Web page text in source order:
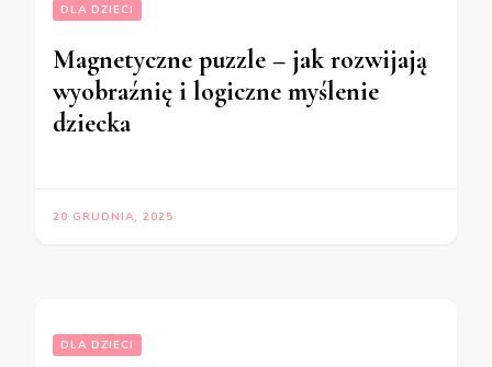
DLA DZIECI
Magnetyczne puzzle – jak rozwijają
wyobraźnię i logiczne myślenie
dziecka
20 GRUDNIA, 2025
DLA DZIECI